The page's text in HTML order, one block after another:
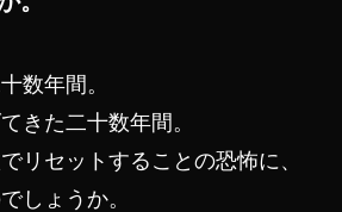
数年間。
きた二十数年間。
リセットすることの恐怖に、
しょうか。